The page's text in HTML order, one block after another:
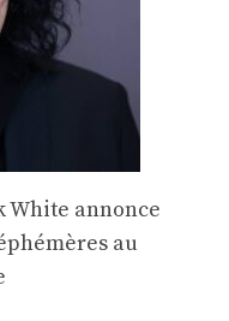
White annonce
au